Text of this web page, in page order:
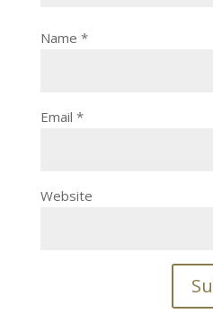
Name *
Email *
Website